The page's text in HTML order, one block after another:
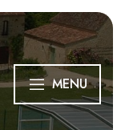
MENU